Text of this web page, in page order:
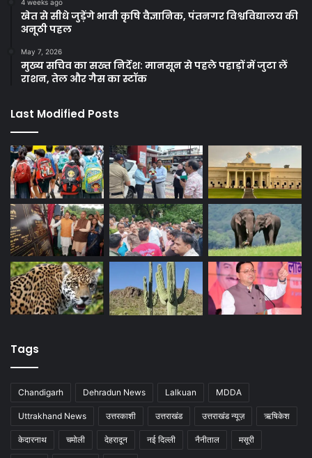
4 weeks ago
खेत से सीधे जुड़ेंगे भावी कृषि वैज्ञानिक, पंतनगर विश्वविद्यालय की
अनूठी पहल
May 7, 2026
मुख्य सचिव का सख्त निर्देश: मानसून से पहले पहाड़ों में जुटा लें
राशन, तेल और गैस का स्टॉक
Last Modified Posts
Tags
Chandigarh Dehradun News Lalkuan MDDA
Uttrakhand News उत्तरकाशी उत्तराखंड उत्तराखंड न्यूज़ ऋषिकेश
केदारनाथ चमोली देहरादून नई दिल्ली नैनीताल मसूरी